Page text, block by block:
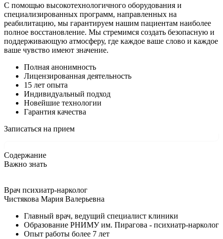
С помощью высокотехнологичного оборудования и
специализированных программ, направленных на
реабилитацию, мы гарантируем нашим пациентам наиболее
полное восстановление. Мы стремимся создать безопасную и
поддерживающую атмосферу, где каждое ваше слово и каждое
ваше чувство имеют значение.
Полная анонимность
Лицензированная деятельность
15 лет опыта
Индивидуальный подход
Новейшие технологии
Гарантия качества
Записаться на прием
Содержание
Важно знать
Врач психиатр-нарколог
Чистякова Мария Валерьевна
Главный врач, ведущий специалист клиники
Образование РНИМУ им. Пирагова - психиатр-нарколог
Опыт работы более 7 лет